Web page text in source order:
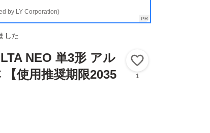
by LY Corporation)
した
NEO 単3形 アル
使用推奨期限2035
1